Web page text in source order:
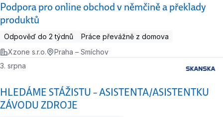
Podpora pro online obchod v němčině a překlady
produktů
Odpověď do 2 týdnů
Práce převážně z domova
Xzone s.r.o.
Praha – Smíchov
HLEDÁME STÁŽISTU – ASISTENTA/ASISTENTKU
ZÁVODU ZDROJE
3. srpna